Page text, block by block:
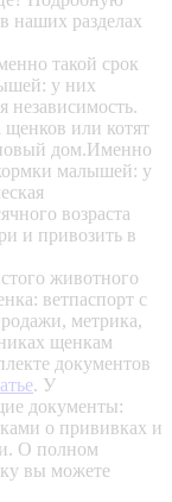
наших разделах
такой срок
у них
независимость.
щенков или котят
дом.Именно
малышей: у
возраста
и привозить в
животного
ветпаспорт с
метрика,
щенкам
документов
. У
документы:
о прививках и
О полном
вы можете